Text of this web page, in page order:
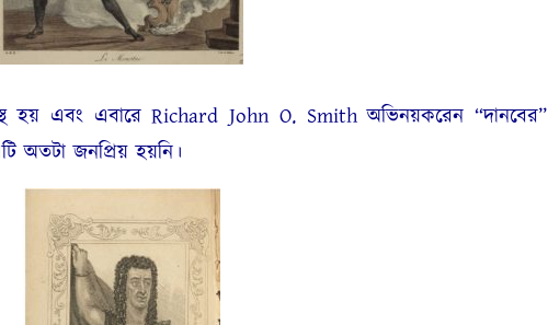
এবং এবারে Richard John O. Smith অভিনয়করেন “দানবের”
অতটা জনপ্রিয় হয়নি।